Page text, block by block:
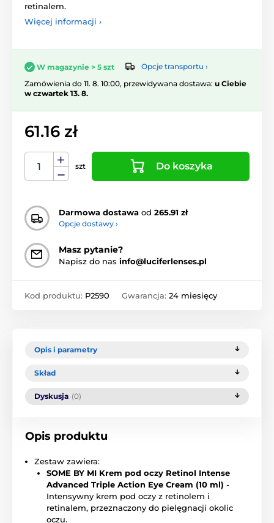
retinalem.
Więcej informacji ›
W magazynie > 5 szt
Opcje transportu ›
Zamówienia do 11. 8. 10:00, przewidywana dostawa: u Ciebie
w czwartek 13. 8.
61.16 zł
szt Do koszyka
Darmowa dostawa od 265.91 zł
Opcje dostawy ›
Masz pytanie?
Napisz do nas info@luciferlenses.pl
Kod produktu: P2590 Gwarancja: 24 miesięcy
Opis i parametry
Skład
Dyskusja (0)
Opis produktu
Zestaw zawiera:
SOME BY MI Krem pod oczy Retinol Intense
Advanced Triple Action Eye Cream (10 ml) -
Intensywny krem pod oczy z retinolem i
retinalem, przeznaczony do pielęgnacji okolic
oczu.